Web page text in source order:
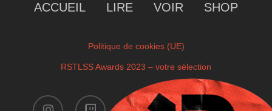
ACCUEIL LIRE VOIR SHOP
Politique de cookies (UE)
RSTLSS Awards 2023 – votre sélection
instagram twitch facebook youtube